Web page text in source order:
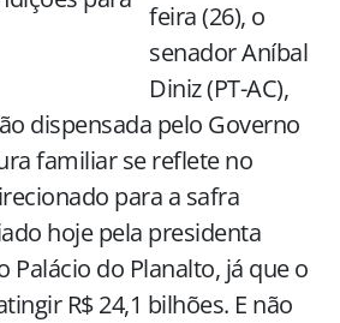
feira (26), o
senador Aníbal
Diniz (PT-AC),
dispensada pelo Governo
familiar se reflete no
para a safra
hoje pela presidenta
Palácio do Planalto, já que o
R$ 24,1 bilhões. E não